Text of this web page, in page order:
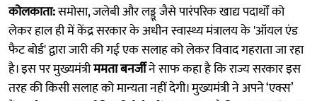
कोलकाता:समोसा, जलेबी और लड्डू जैसे पारंपरिक खाद्य पदार्थों को
लेकर हाल ही में केंद्र सरकार के अधीन स्वास्थ्य मंत्रालय के 'ऑयल एंड
फैट बोर्ड' द्वारा जारी की गई एक सलाह को लेकर विवाद गहराता जा रहा
है। इस पर मुख्यमंत्रीममता बनर्जीने साफ कहा है कि राज्य सरकार इस
तरह की किसी सलाह को मान्यता नहीं देगी। मुख्यमंत्री ने अपने ‘एक्स’